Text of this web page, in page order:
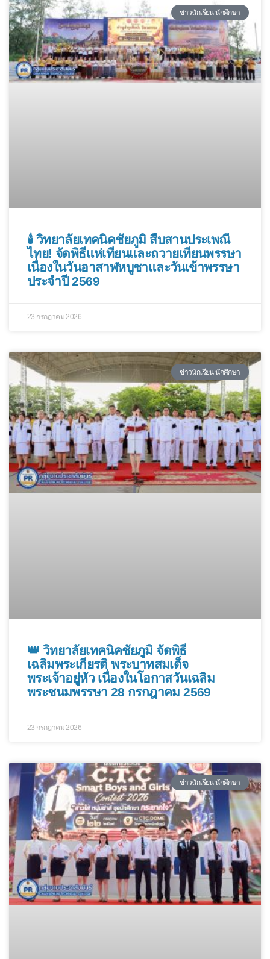
ข่าวนักเรียน นักศึกษา
🕯️ วิทยาลัยเทคนิคชัยภูมิ สืบสานประเพณี
ไทย! จัดพิธีแห่เทียนและถวายเทียนพรรษา
เนื่องในวันอาสาฬหบูชาและวันเข้าพรรษา
ประจำปี 2569
23 กรกฎาคม 2026
ข่าวนักเรียน นักศึกษา
👑 วิทยาลัยเทคนิคชัยภูมิ จัดพิธี
เฉลิมพระเกียรติ พระบาทสมเด็จ
พระเจ้าอยู่หัว เนื่องในโอกาสวันเฉลิม
พระชนมพรรษา 28 กรกฎาคม 2569
23 กรกฎาคม 2026
ข่าวนักเรียน นักศึกษา